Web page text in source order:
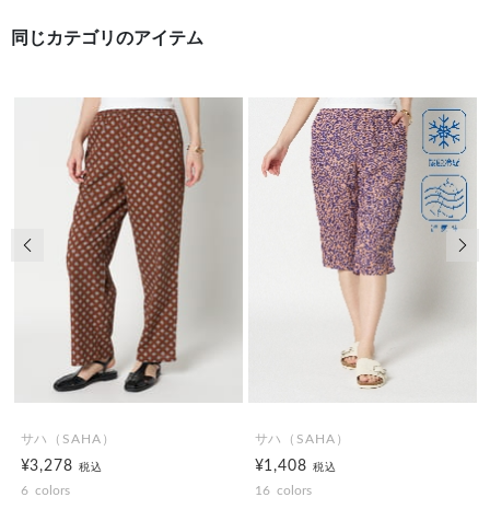
同じカテゴリのアイテム
サハ（SAHA）
¥3,278税込
6 colors
サハ（SAHA）
¥1,408税込
16 colors
前の画像